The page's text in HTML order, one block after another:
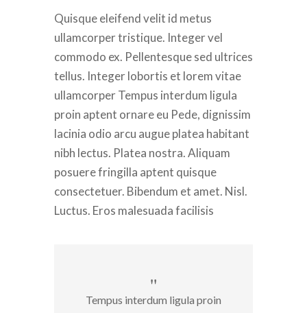
Quisque eleifend velit id metus
ullamcorper tristique. Integer vel
commodo ex. Pellentesque sed ultrices
tellus. Integer lobortis et lorem vitae
ullamcorper Tempus interdum ligula
proin aptent ornare eu Pede, dignissim
lacinia odio arcu augue platea habitant
nibh lectus. Platea nostra. Aliquam
posuere fringilla aptent quisque
consectetuer. Bibendum et amet. Nisl.
Luctus. Eros malesuada facilisis
Tempus interdum ligula proin